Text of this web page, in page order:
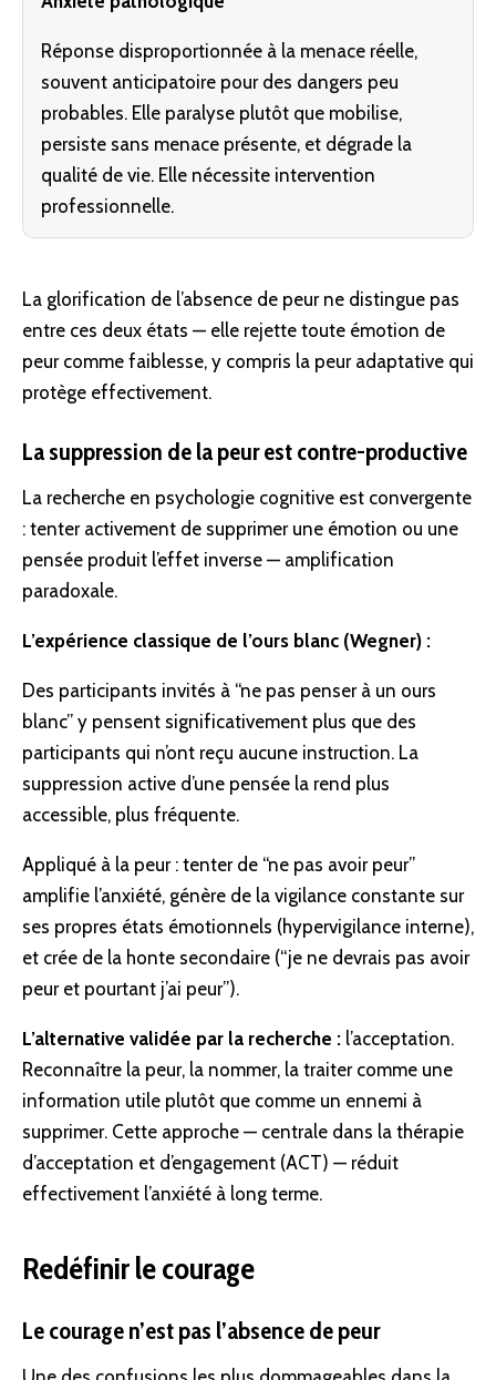
Réponse disproportionnée à la menace réelle,
souvent anticipatoire pour des dangers peu
probables. Elle paralyse plutôt que mobilise,
persiste sans menace présente, et dégrade la
qualité de vie. Elle nécessite intervention
professionnelle.
La glorification de l’absence de peur ne distingue pas
entre ces deux états — elle rejette toute émotion de
peur comme faiblesse, y compris la peur adaptative qui
protège effectivement.
La suppression de la peur est contre-productive
La recherche en psychologie cognitive est convergente
: tenter activement de supprimer une émotion ou une
pensée produit l’effet inverse — amplification
paradoxale.
L’expérience classique de l’ours blanc (Wegner) :
Des participants invités à “ne pas penser à un ours
blanc” y pensent significativement plus que des
participants qui n’ont reçu aucune instruction. La
suppression active d’une pensée la rend plus
accessible, plus fréquente.
Appliqué à la peur : tenter de “ne pas avoir peur”
amplifie l’anxiété, génère de la vigilance constante sur
ses propres états émotionnels (hypervigilance interne),
et crée de la honte secondaire (“je ne devrais pas avoir
peur et pourtant j’ai peur”).
L’alternative validée par la recherche : l’acceptation.
Reconnaître la peur, la nommer, la traiter comme une
information utile plutôt que comme un ennemi à
supprimer. Cette approche — centrale dans la thérapie
d’acceptation et d’engagement (ACT) — réduit
effectivement l’anxiété à long terme.
Redéfinir le courage
Le courage n’est pas l’absence de peur